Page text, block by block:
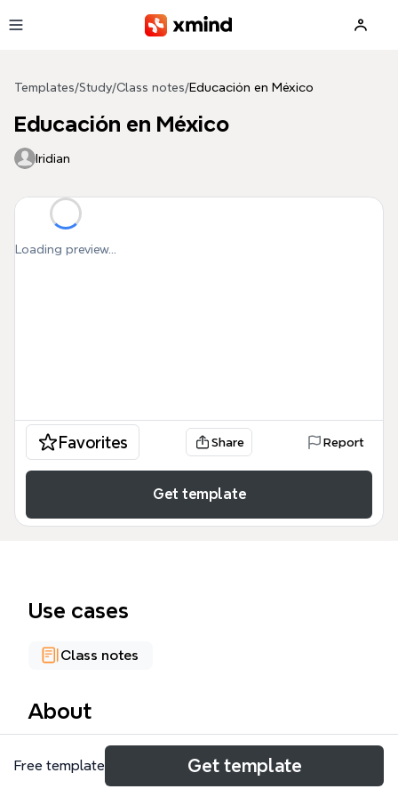
Templates/Study/Class notes/Educación en México
Educación en México
Iridian
Loading preview...
Favorites Share Report
Get template
Use cases
Class notes
About
El mapa mental 'Educación en México' analiza los
desafíos estructurales del sistema educativo
Free template Get template